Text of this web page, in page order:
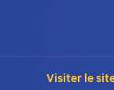
Visiter le